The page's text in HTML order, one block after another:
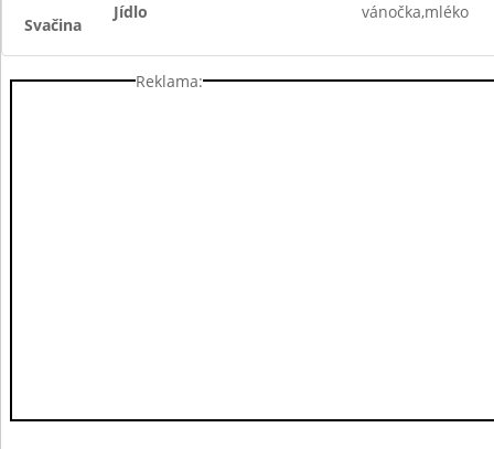
Svačina
Jídlo vánočka,mléko
Reklama: